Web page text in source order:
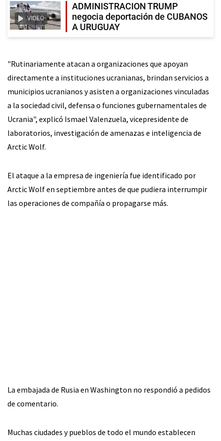
VIDEO
ADMINISTRACION TRUMP
negocia deportación de CUBANOS
A URUGUAY
"Rutinariamente atacan a organizaciones que apoyan
directamente a instituciones ucranianas, brindan servicios a
municipios ucranianos y asisten a organizaciones vinculadas
a la sociedad civil, defensa o funciones gubernamentales de
Ucrania", explicó Ismael Valenzuela, vicepresidente de
laboratorios, investigación de amenazas e inteligencia de
Arctic Wolf.
El ataque a la empresa de ingeniería fue identificado por
Arctic Wolf en septiembre antes de que pudiera interrumpir
las operaciones de compañía o propagarse más.
La embajada de Rusia en Washington no respondió a pedidos
de comentario.
Muchas ciudades y pueblos de todo el mundo establecen